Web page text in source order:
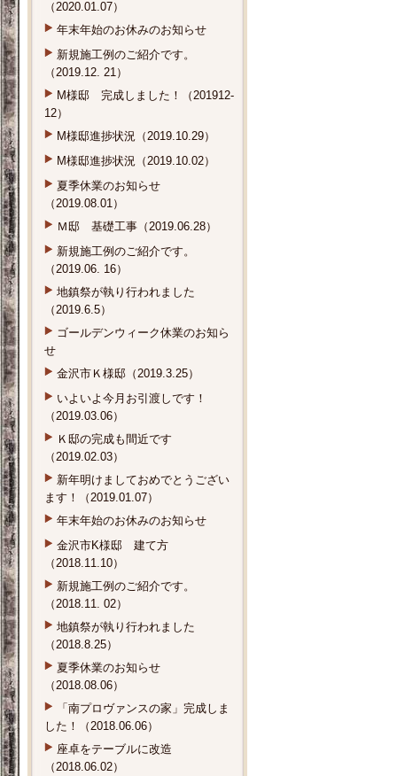
（2020.01.07）
年末年始のお休みのお知らせ
新規施工例のご紹介です。
（2019.12. 21）
M様邸 完成しました！（201912-
12）
M様邸進捗状況（2019.10.29）
M様邸進捗状況（2019.10.02）
夏季休業のお知らせ
（2019.08.01）
Ｍ邸 基礎工事（2019.06.28）
新規施工例のご紹介です。
（2019.06. 16）
地鎮祭が執り行われました
（2019.6.5）
ゴールデンウィーク休業のお知ら
せ
金沢市Ｋ様邸（2019.3.25）
いよいよ今月お引渡しです！
（2019.03.06）
Ｋ邸の完成も間近です
（2019.02.03）
新年明けましておめでとうござい
ます！（2019.01.07）
年末年始のお休みのお知らせ
金沢市K様邸 建て方
（2018.11.10）
新規施工例のご紹介です。
（2018.11. 02）
地鎮祭が執り行われました
（2018.8.25）
夏季休業のお知らせ
（2018.08.06）
「南プロヴァンスの家」完成しま
した！（2018.06.06）
座卓をテーブルに改造
（2018.06.02）